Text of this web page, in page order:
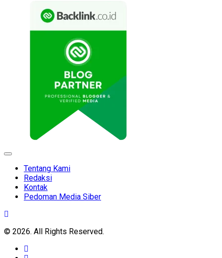
Expand
Tentang Kami
Redaksi
Kontak
Pedoman Media Siber
© 2026. All Rights Reserved.